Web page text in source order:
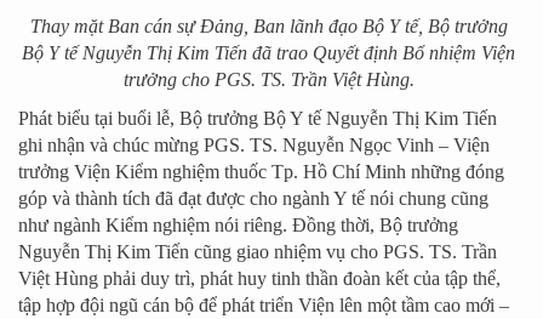
Thay mặt Ban cán sự Đảng, Ban lãnh đạo Bộ Y tế, Bộ trưởng
Bộ Y tế Nguyễn Thị Kim Tiến đã trao Quyết định Bổ nhiệm Viện
trưởng cho PGS. TS. Trần Việt Hùng.
Phát biểu tại buổi lễ, Bộ trưởng Bộ Y tế Nguyễn Thị Kim Tiến
ghi nhận và chúc mừng PGS. TS. Nguyễn Ngọc Vinh – Viện
trưởng Viện Kiểm nghiệm thuốc Tp. Hồ Chí Minh những đóng
góp và thành tích đã đạt được cho ngành Y tế nói chung cũng
như ngành Kiểm nghiệm nói riêng. Đồng thời, Bộ trưởng
Nguyễn Thị Kim Tiến cũng giao nhiệm vụ cho PGS. TS. Trần
Việt Hùng phải duy trì, phát huy tinh thần đoàn kết của tập thể,
tập hợp đội ngũ cán bộ để phát triển Viện lên một tầm cao mới –